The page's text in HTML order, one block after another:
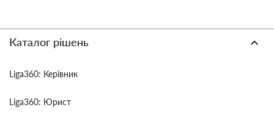
Каталог рішень
Liga360: Керівник
Liga360: Юрист